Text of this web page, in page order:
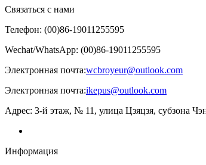
Связаться с нами
Телефон: (00)86-19011255595
Wechat/WhatsApp: (00)86-19011255595
Электронная почта:wcbroyeur@outlook.com
Электронная почта:ikepus@outlook.com
Адрес: 3-й этаж, № 11, улица Цзяцзя, субзона
Информация